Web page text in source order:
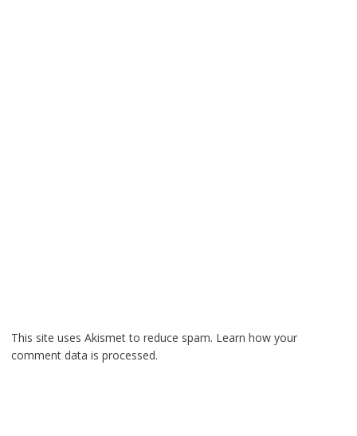
This site uses Akismet to reduce spam. Learn how your
comment data is processed.